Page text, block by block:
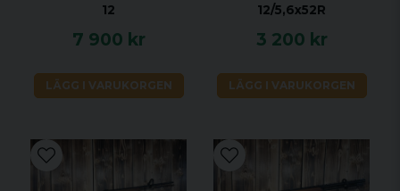
12
7 900 kr
LÄGG I VARUKORGEN
12/5,6x52R
3 200 kr
LÄGG I VARUKORGEN